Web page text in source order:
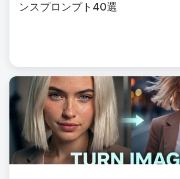
ンスプロンプト40選